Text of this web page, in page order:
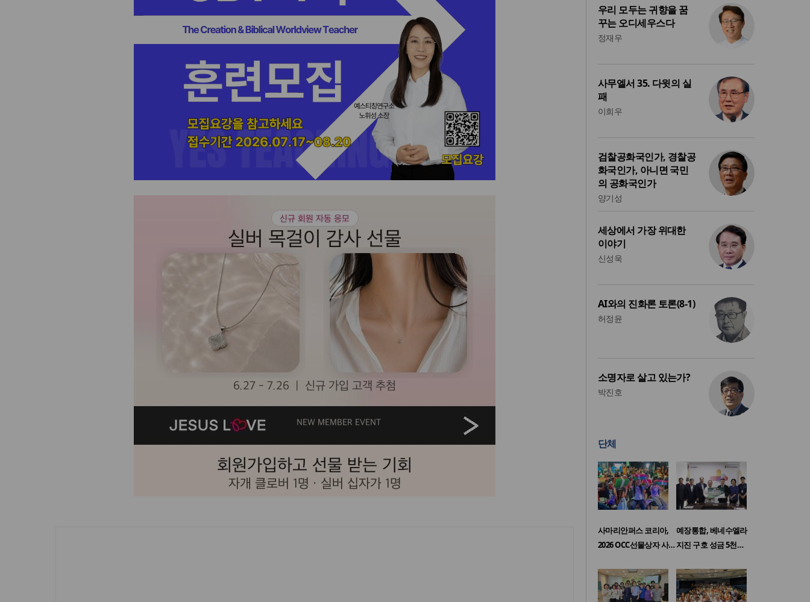
우리 모두는 귀향을 꿈
꾸는 오디세우스다
정재우
사무엘서 35. 다윗의 실
패
이희우
검찰공화국인가, 경찰공
화국인가, 아니면 국민
의 공화국인가
양기성
세상에서 가장 위대한
이야기
신성욱
AI와의 진화론 토론(8-1)
허정윤
소명자로 살고 있는가?
박진호
단체
사마리안퍼스 코리아,
2026 OCC선물상자 사…
예장통합, 베네수엘라
지진 구호 성금 5천…